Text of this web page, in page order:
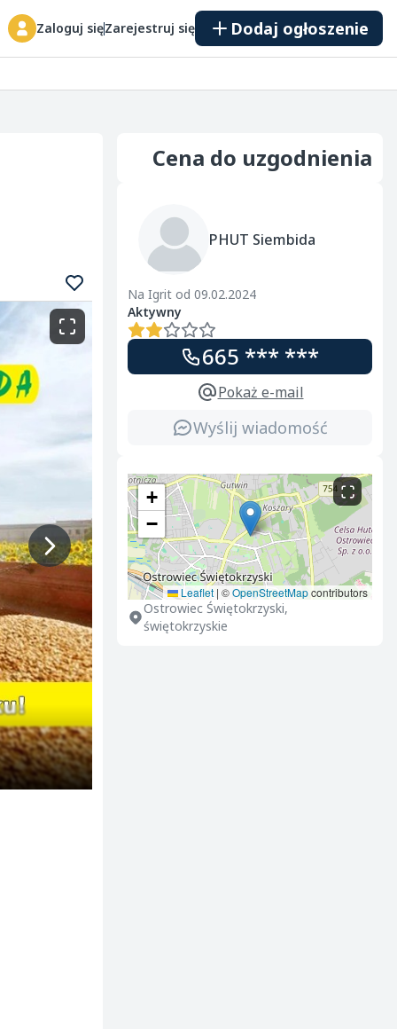
Zaloguj sięZarejestruj się Dodaj ogłoszenie
Cena do uzgodnienia
PHUT Siembida
Na Igrit od 09.02.2024
Aktywny
665 *** ***
Pokaż e-mail
Wyślij wiadomość
+
−
Leaflet | ©OpenStreetMapcontributors
Ostrowiec Świętokrzyski,
świętokrzyskie